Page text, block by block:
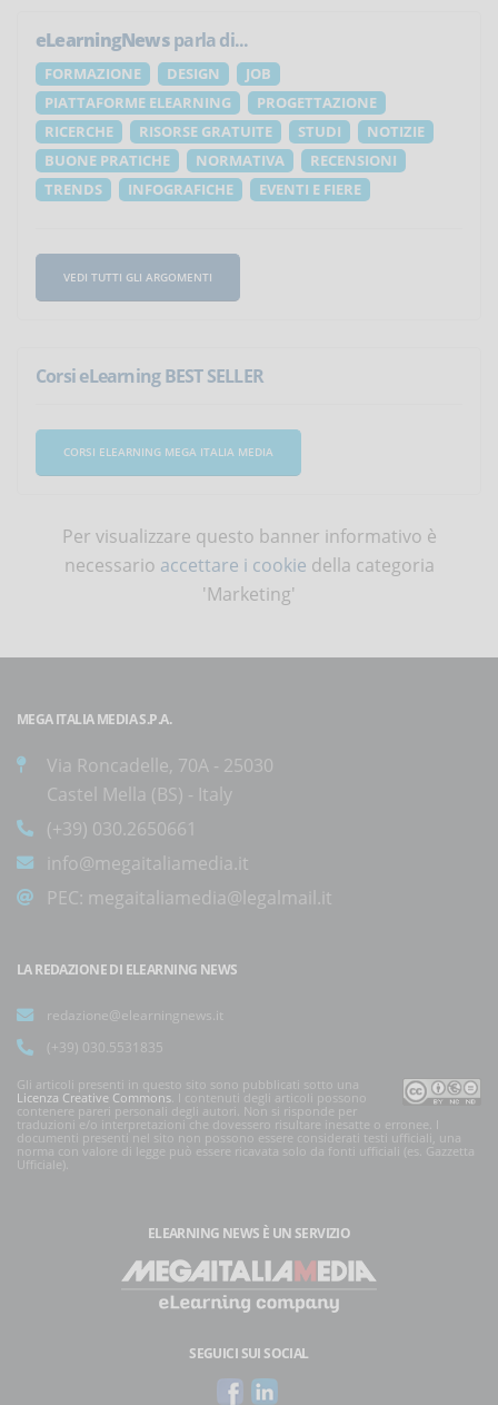
eLearningNewsparla di...
FORMAZIONE DESIGN
JOB
PIATTAFORME ELEARNING
PROGETTAZIONE
RICERCHE
RISORSE GRATUITE STUDI
NOTIZIE
BUONE PRATICHE
NORMATIVA
RECENSIONI
TRENDS
INFOGRAFICHE EVENTI E FIERE
VEDI TUTTI GLI ARGOMENTI
Corsi eLearning BEST SELLER
CORSI ELEARNING MEGA ITALIA MEDIA
Per visualizzare questo banner informativo è
necessario accettare i cookie della categoria
'Marketing'
MEGA ITALIA MEDIA S.P.A.
Via Roncadelle, 70A - 25030
Castel Mella (BS) - Italy
(+39) 030.2650661
info@megaitaliamedia.it
PEC: megaitaliamedia@legalmail.it
LA REDAZIONE DI ELEARNING NEWS
redazione@elearningnews.it
(+39) 030.5531835
Gli articoli presenti in questo sito sono pubblicati sotto una
Licenza Creative Commons. I contenuti degli articoli possono
contenere pareri personali degli autori. Non si risponde per
traduzioni e/o interpretazioni che dovessero risultare inesatte o erronee. I
documenti presenti nel sito non possono essere considerati testi ufficiali, una
norma con valore di legge può essere ricavata solo da fonti ufficiali (es. Gazzetta
Ufficiale).
ELEARNING NEWS È UN SERVIZIO
SEGUICI SUI SOCIAL